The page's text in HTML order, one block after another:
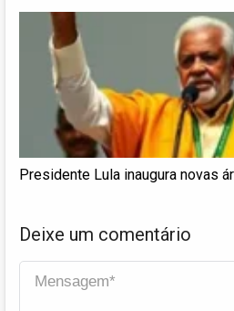
Presidente Lula inaugura novas
Deixe um comentário